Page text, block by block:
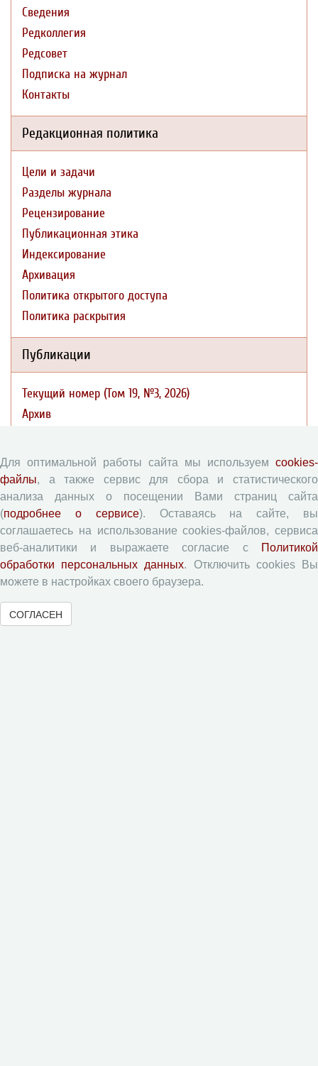
Сведения
Редколлегия
Редсовет
Подписка на журнал
Контакты
Редакционная политика
Цели и задачи
Разделы журнала
Рецензирование
Публикационная этика
Индексирование
Архивация
Политика открытого доступа
Политика раскрытия
Публикации
Текущий номер (Том 19, №3, 2026)
Архив
Статьи
Поиск
Подборка статей
Авторам
Типовой лицензионный договор
Для оптимальной работы сайта мы используем cookies-
файлы, а также сервис для сбора и статистического
анализа данных о посещении Вами страниц сайта
(подробнее о сервисе). Оставаясь на сайте, вы
соглашаетесь на использование cookies-файлов, сервиса
веб-аналитики и выражаете согласие с
Политикой
обработки персональных данных. Отключить cookies Вы
можете в настройках своего браузера.
СОГЛАСЕН